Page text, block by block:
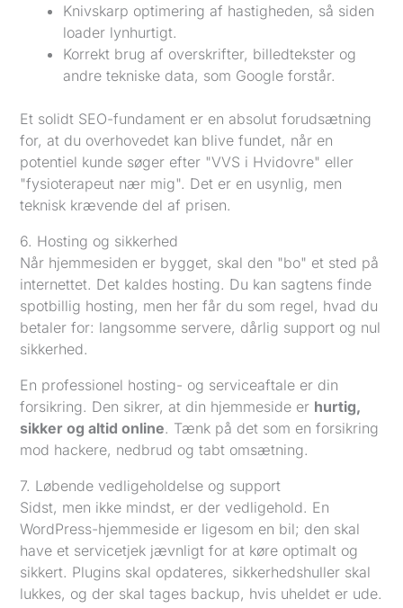
Knivskarp optimering af hastigheden, så siden
loader lynhurtigt.
Korrekt brug af overskrifter, billedtekster og
andre tekniske data, som Google forstår.
Et solidt SEO-fundament er en absolut forudsætning
for, at du overhovedet kan blive fundet, når en
potentiel kunde søger efter "VVS i Hvidovre" eller
"fysioterapeut nær mig". Det er en usynlig, men
teknisk krævende del af prisen.
6. Hosting og sikkerhed
Når hjemmesiden er bygget, skal den "bo" et sted på
internettet. Det kaldes hosting. Du kan sagtens finde
spotbillig hosting, men her får du som regel, hvad du
betaler for: langsomme servere, dårlig support og nul
sikkerhed.
En professionel hosting- og serviceaftale er din
forsikring. Den sikrer, at din hjemmeside er hurtig,
sikker og altid online. Tænk på det som en forsikring
mod hackere, nedbrud og tabt omsætning.
7. Løbende vedligeholdelse og support
Sidst, men ikke mindst, er der vedligehold. En
WordPress-hjemmeside er ligesom en bil; den skal
have et servicetjek jævnligt for at køre optimalt og
sikkert. Plugins skal opdateres, sikkerhedshuller skal
lukkes, og der skal tages backup, hvis uheldet er ude.